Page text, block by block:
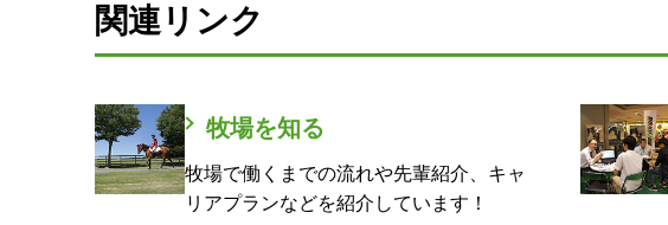
関連リンク
牧場を知る
牧場で働くまでの流れや先輩紹介、キャ
リアプランなどを紹介しています！